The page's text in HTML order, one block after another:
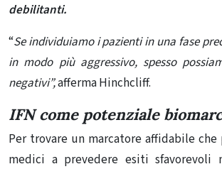
debilitanti.
“Se individuiamo i pazienti in una fase
in modo più aggressivo, spesso
negativi”,afferma Hinchcliff.
IFN come potenziale
Per trovare un marcatore affidabile
medici a prevedere esiti sfavorevoli